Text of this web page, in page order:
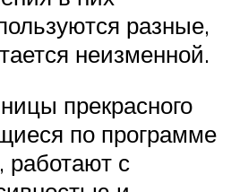
разные,
неизменной.
прекрасного
по программе
работают с